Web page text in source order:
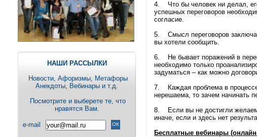
НАШИ РАССЫЛКИ
Новости, Aфоризмы, Метафоры
Анекдоты, Вебинары и т.д.
Посмотрите и выберете те, что
нравятся Вам.
e-mail
4. Что бы человек ни делал,
успешных переговоров
согласие.
5. Смысл переговоров
вы хотели сообщить.
6. Не бывает поражений в
необходимо только
задуматься – как можно
7. Каждая проблема в процессе
нерешаема, то зачем начинать
8. Если вы не достигли
иначе, если и здесь нет
Бесплатные вебинары